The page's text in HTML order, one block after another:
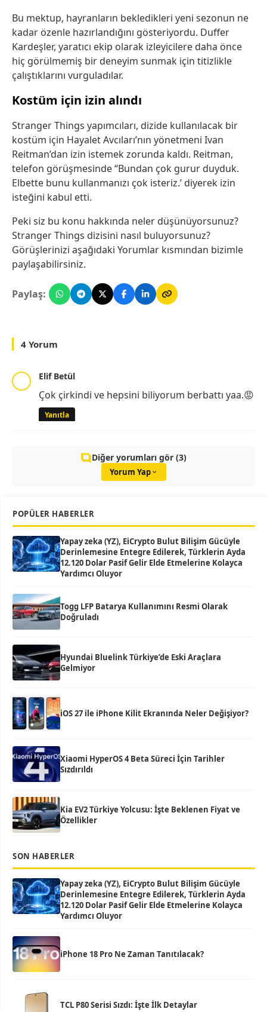
Bu mektup, hayranların bekledikleri yeni sezonun ne
kadar özenle hazırlandığını gösteriyordu. Duffer
Kardeşler, yaratıcı ekip olarak izleyicilere daha önce
hiç görülmemiş bir deneyim sunmak için titizlikle
çalıştıklarını vurguladılar.
Kostüm için izin alındı
Stranger Things yapımcıları, dizide kullanılacak bir
kostüm için Hayalet Avcıları’nın yönetmeni Ivan
Reitman’dan izin istemek zorunda kaldı. Reitman,
telefon görüşmesinde “Bundan çok gurur duyduk.
Elbette bunu kullanmanızı çok isteriz.’ diyerek izin
isteğini kabul etti.
Peki siz bu konu hakkında neler düşünüyorsunuz?
Stranger Things dizisini nasıl buluyorsunuz?
Görüşlerinizi aşağıdaki Yorumlar kısmından bizimle
paylaşabilirsiniz.
Paylaş:
4 Yorum
Elif Betül
Çok çirkindi ve hepsini biliyorum berbattı yaa.😡
Yanıtla
Diğer yorumları gör (3)
Yorum Yap
POPÜLER HABERLER
Yapay zeka (YZ), EiCrypto Bulut Bilişim Gücüyle
Derinlemesine Entegre Edilerek, Türklerin Ayda
12.120 Dolar Pasif Gelir Elde Etmelerine Kolayca
Yardımcı Oluyor
Togg LFP Batarya Kullanımını Resmi Olarak
Doğruladı
Hyundai Bluelink Türkiye’de Eski Araçlara
Gelmiyor
iOS 27 ile iPhone Kilit Ekranında Neler Değişiyor?
Xiaomi HyperOS 4 Beta Süreci İçin Tarihler
Sızdırıldı
Kia EV2 Türkiye Yolcusu: İşte Beklenen Fiyat ve
Özellikler
SON HABERLER
Yapay zeka (YZ), EiCrypto Bulut Bilişim Gücüyle
Derinlemesine Entegre Edilerek, Türklerin Ayda
12.120 Dolar Pasif Gelir Elde Etmelerine Kolayca
Yardımcı Oluyor
iPhone 18 Pro Ne Zaman Tanıtılacak?
TCL P80 Serisi Sızdı: İşte İlk Detaylar